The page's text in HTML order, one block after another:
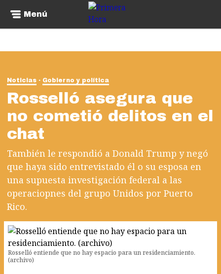
Menú
Noticias Gobierno y política
Rosselló asegura que
no cometió delitos en el
chat
También le respondió a Donald Trump y negó
que haya sido entrevistado él o su esposa en
una supuesta investigación federal a las
operaciopnes del grupo Unidos por Puerto
Rico.
Rosselló entiende que no hay espacio para un residenciamiento.
(archivo)